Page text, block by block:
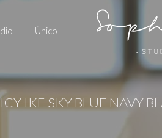
Único
ICY IKE SKY BLUE NAVY